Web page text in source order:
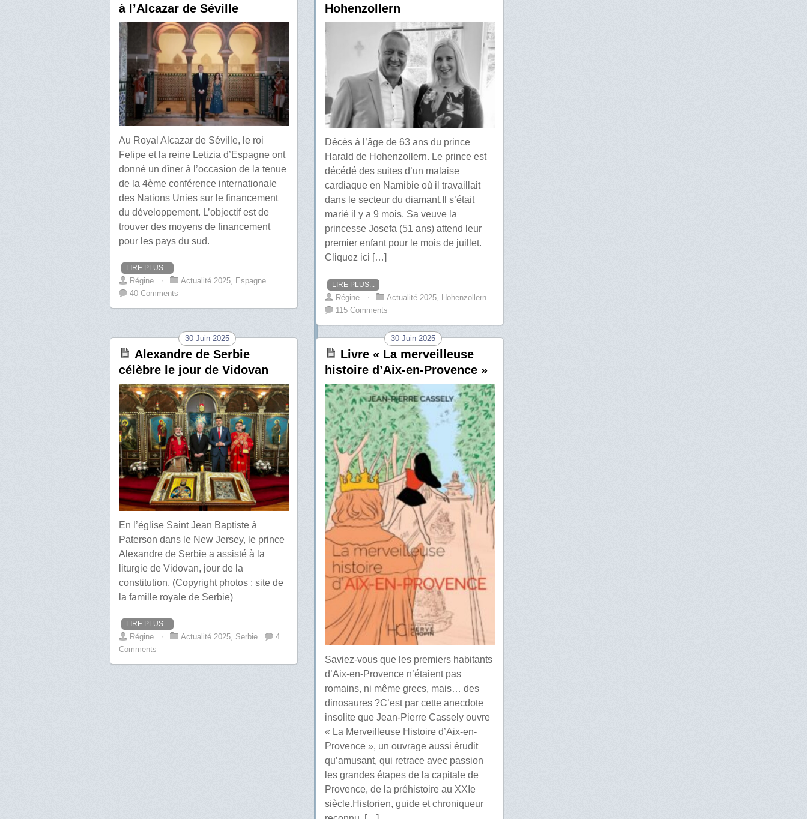
à l’Alcazar de Séville
Au Royal Alcazar de Séville, le roi
Felipe et la reine Letizia d’Espagne ont
donné un dîner à l’occasion de la tenue
de la 4ème conférence internationale
des Nations Unies sur le financement
du développement. L’objectif est de
trouver des moyens de financement
pour les pays du sud.
LIRE PLUS...
Régine ⋅ Actualité 2025, Espagne
40 Comments
Hohenzollern
Décès à l’âge de 63 ans du prince
Harald de Hohenzollern. Le prince est
décédé des suites d’un malaise
cardiaque en Namibie où il travaillait
dans le secteur du diamant.Il s’était
marié il y a 9 mois. Sa veuve la
princesse Josefa (51 ans) attend leur
premier enfant pour le mois de juillet.
Cliquez ici […]
LIRE PLUS...
Régine ⋅ Actualité 2025 Hohenzollern
115 Comments
30 Juin 2025
Alexandre de Serbie
célèbre le jour de Vidovan
En l’église Saint Jean Baptiste à
Paterson dans le New Jersey, le prince
Alexandre de Serbie a assisté à la
liturgie de Vidovan, jour de la
constitution. (Copyright photos : site de
la famille royale de Serbie)
LIRE PLUS...
Régine ⋅ Actualité 2025 Serbie
4
Comments
30 Juin 2025
Livre « La merveilleuse
histoire d’Aix-en-Provence »
Saviez-vous que les premiers habitants
d’Aix-en-Provence n’étaient pas
romains, ni même grecs, mais… des
dinosaures ?C’est par cette anecdote
insolite que Jean-Pierre Cassely ouvre
« La Merveilleuse Histoire d’Aix-en-
Provence », un ouvrage aussi érudit
qu’amusant, qui retrace avec passion
les grandes étapes de la capitale de
Provence, de la préhistoire au XXIe
siècle.Historien, guide et chroniqueur